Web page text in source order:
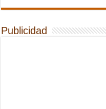
Publicidad